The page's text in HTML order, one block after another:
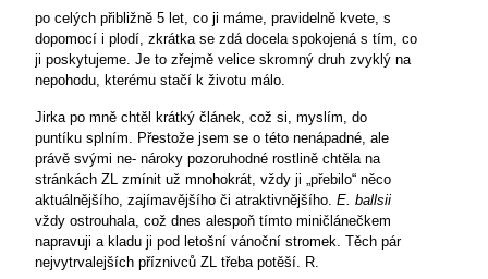
po celých přibližně 5 let, co ji máme, pravidelně kvete, s
dopomocí i plodí, zkrátka se zdá docela spokojená s tím, co
ji poskytujeme. Je to zřejmě velice skromný druh zvyklý na
nepohodu, kterému stačí k životu málo.
Jirka po mně chtěl krátký článek, což si, myslím, do
puntíku splním. Přestože jsem se o této nenápadné, ale
právě svými ne- nároky pozoruhodné rostlině chtěla na
stránkách ZL zmínit už mnohokrát, vždy ji „přebilo“ něco
aktuálnějšího, zajímavějšího či atraktivnějšího. E. ballsii
vždy ostrouhala, což dnes alespoň tímto miničlánečkem
napravuji a kladu ji pod letošní vánoční stromek. Těch pár
nejvytrvalejších příznivců ZL třeba potěší. R.